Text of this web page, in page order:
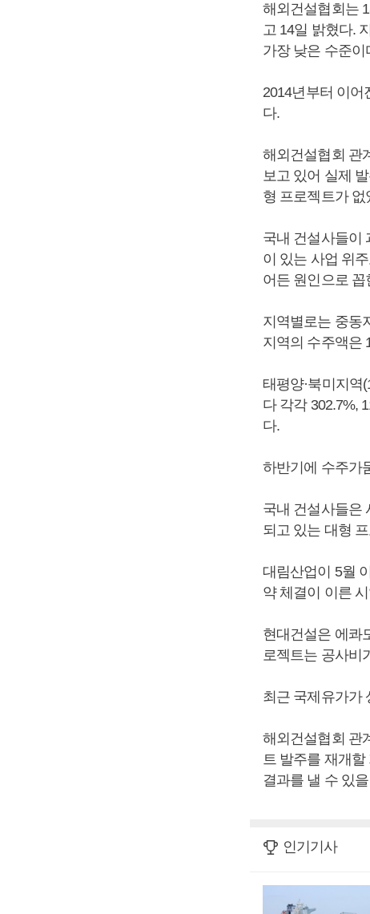
해외건설협회는
고 14일 밝혔다.
가장 낮은 수준이
2014년부터 이어
다.
해외건설협회 관
보고 있어 실제
형 프로젝트가 없
국내 건설사들이
이 있는 사업 위
어든 원인으로 꼽
지역별로는 중동
지역의 수주액은
태평양·북미지역
다 각각 302.7%,
다.
하반기에 수주가
국내 건설사들은
되고 있는 대형
대림산업이 5월
약 체결이 이른
현대건설은 에콰
로젝트는 공사비
최근 국제유가가
해외건설협회 관
트 발주를 재개할
결과를 낼 수 있
인기기사